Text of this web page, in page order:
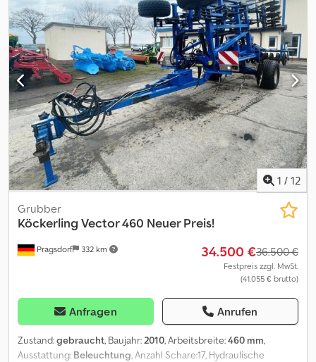
1 / 12
Pragsdorf 332 km
Grubber
Köckerling Vector 460 Neuer Preis!
34.500 €36.500 €
Festpreis zzgl. MwSt.
(41.055 € brutto)
Anfragen Anrufen
Zustand:gebraucht, Baujahr: 2010, Arbeitsbreite:460 mm,
Ausstattung: Beleuchtung , Anzahl Schare:17, Hydraulische